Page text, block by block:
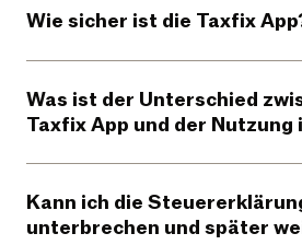
Wie sicher ist die Taxfix
Was ist der Unterschied
Taxfix App und der Nutzung
Kann ich die
unterbrechen und später